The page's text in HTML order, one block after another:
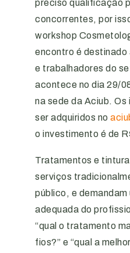
preciso qualificação
concorrentes, por
workshop
encontro é destinado
e trabalhadores do
acontece no dia 29/
na sede da Aciub.
ser adquiridos no
o investimento é de
Tratamentos e
serviços
público, e
adequada do
“qual o tratamento
fios?” e “qual a